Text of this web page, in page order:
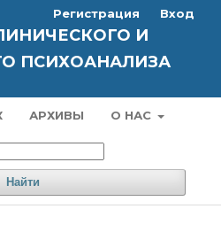
И
ПСИХОАНАЛИЗА
АРХИВЫ О НАС
Найти
Регистрация Вход